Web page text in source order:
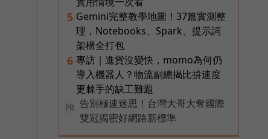
5 Gemini完整教學地圖！37篇實測整
理，Notebooks、Spark、提示詞
架構全打包
6 專訪｜進貨沒變快，momo為何仍
導入機器人？物流副總揭比拚速度
更棘手的缺工難題
PR
告別極速迷思！台灣大哥大奪國際
雙冠揭密好網路新標準